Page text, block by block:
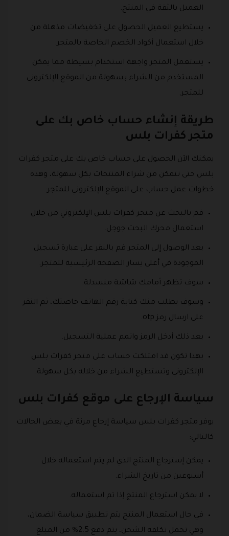
العميل بالثقة في المنتج.
يستطيع العميل الحصول على تخفيضات مذهلة من
خلال استعمال أكواد الخصم الخاصة بالمتجر.
يستعمل المتجر واجهة استخدام بسيطة مما يمكن
المستخدم من الشراء بسهولة من الموقع الإلكتروني
للمتجر.
طريقة إنشاء حساب خاص بك على
متجر كفرات بلس
يمكنك الآن الحصول على حساب خاص بك على متجر كفرات
بلس حتى تتمكن من شراء المنتجات بكل سهولة، وهذه
خطوات عمل حساب على الموقع الإلكتروني للمتجر:
قم بالبحث عن متجر كفرات بلس الإلكتروني من خلال
استعمال محرك البحث جوجل.
بعد الوصول إلى المتجر قم بالنقر على عبارة تسجيل
الموجودة في أعلى يسار الصفحة الرئيسية للمتجر.
سوف تظهر أمامك شاشة منسدلة.
وسوف يطلب منك كتابة رقم الهاتف خاصتك، ثم النقر
على ارسال رمز otp.
بعد ذلك أدخل الرمز واتمم عملية التسجيل.
بهذا تكون قد امتلكت حساب على متجر كفرات بلس
الإلكتروني وتستطيع الشراء من خلاله بكل سهولة.
سياسة الإرجاع على موقع كفرات بلس
يوفر متجر كفرات بلس سياسة إرجاع مرنة في بعض الحالات
كالتالي:
يمكن إسترجاع المنتج الذي لم يتم استعماله خلال
أسبوعين من تاريخ الشراء.
لا يمكن استرجاع المنتج إذا تم استعماله.
في حال استعمال المنتج يتم تطبيق سياسة الضمان،
وهي تحمل تكلفة الشحن، يتم دفع 2.5% من المبلغ